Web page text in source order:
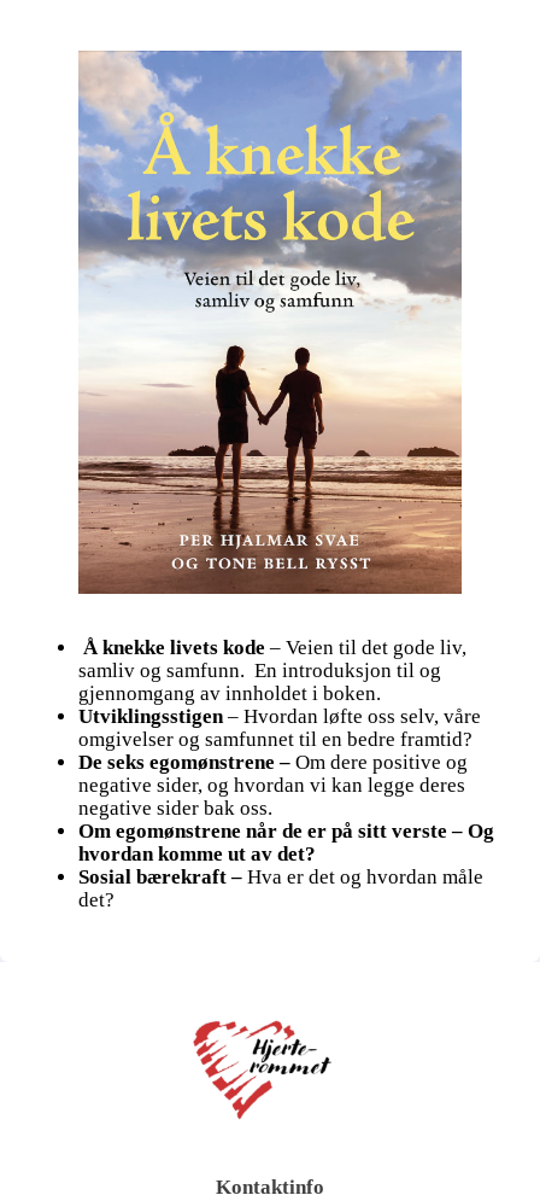
Å knekke livets kode – Veien til det gode liv,
samliv og samfunn. En introduksjon til og
gjennomgang av innholdet i boken.
Utviklingsstigen – Hvordan løfte oss selv, våre
omgivelser og samfunnet til en bedre framtid?
De seks egomønstrene – Om dere positive og
negative sider, og hvordan vi kan legge deres
negative sider bak oss.
Om egomønstrene når de er på sitt verste – Og
hvordan komme ut av det?
Sosial bærekraft – Hva er det og hvordan måle
det?
Kontaktinfo